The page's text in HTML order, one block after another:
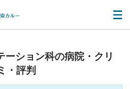
ーション科の病院・クリ
・評判